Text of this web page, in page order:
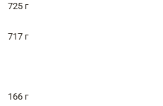
725 г
717 г
166 г